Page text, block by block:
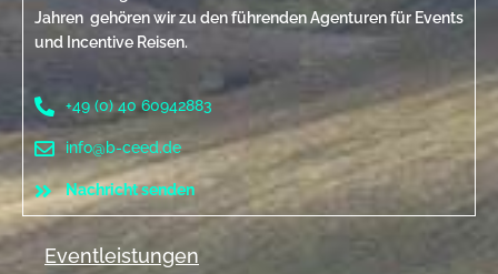
Jahren gehören wir zu den führenden Agenturen für Events
und Incentive Reisen.
+49 (0) 40 60942883
info@b-ceed.de
Nachricht senden
Eventleistungen